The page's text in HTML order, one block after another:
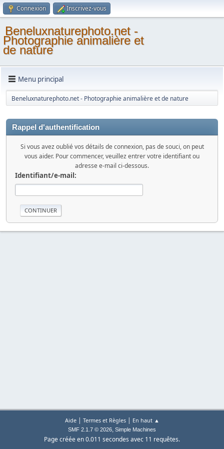
Connexion Inscrivez-vous
Beneluxnaturephoto.net -
Photographie animalière et
de nature
Menu principal
Beneluxnaturephoto.net - Photographie animalière et de nature
Rappel d'authentification
Si vous avez oublié vos détails de connexion, pas de souci, on peut
vous aider. Pour commencer, veuillez entrer votre identifiant ou
adresse e-mail ci-dessous.
Identifiant/e-mail:
Aide| Termes et Règles| En haut ▲
SMF 2.1.7 © 2026, Simple Machines
Page créée en 0.011 secondes avec 11 requêtes.